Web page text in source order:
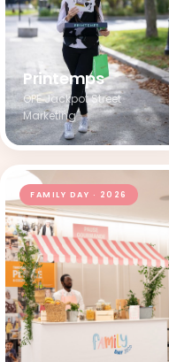
Printemps
OPE Jackpot Street
Marketing
FAMILY DAY · 2026